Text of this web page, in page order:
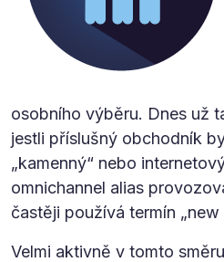
osobního výběru. Dnes už
jestli příslušný obchodník
„kamenný“ nebo
omnichannel alias
častěji používá termín „new
Velmi aktivně v tomto